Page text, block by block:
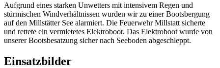
Aufgrund eines starken Unwetters mit intensivem Regen und
stürmischen Windverhältnissen wurden wir zu einer Bootsbergung
auf den Millstätter See alarmiert. Die Feuerwehr Millstatt sicherte
und rettete ein vermietetes Elektroboot. Das Elektroboot wurde von
unserer Bootsbesatzung sicher nach Seeboden abgeschleppt.
Einsatzbilder